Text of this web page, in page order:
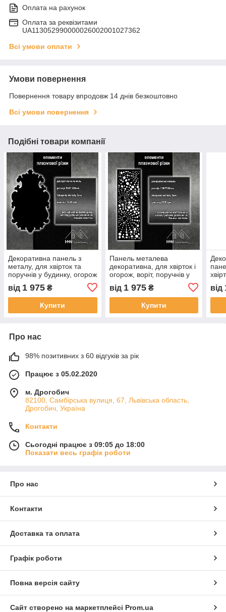
Оплата на рахунок
Оплата за реквізитами
UA113052990000026002001027362
Всі умови оплати
Умови повернення
Повернення товару впродовж 14 днів безкоштовно
Всі умови повернення
Подібні товари компанії
Декоративна панель з
металу, для хвірток та
поручнів у будинку, огорож
та воріт, плазмове різання
від 1 975 ₴
Купити
Панель металева
декоративна, для хвірток і
огорож, воріт, поручнів у
будинку, плазмова різка
від 1 975₴
Купити
від
Про нас
98% позитивних з 60 відгуків за рік
Працює з 05.02.2020
м. Дрогобич
82100, Самбірська вулиця, 67, Львівська область,
Дрогобич, Україна
Контакти
Сьогодні працює з 09:05 до 18:00
Показати весь графік роботи
Про нас
Контакти
Доставка та оплата
Графік роботи
Повна версія сайту
Сайт створено на маркетплейсі Prom.ua